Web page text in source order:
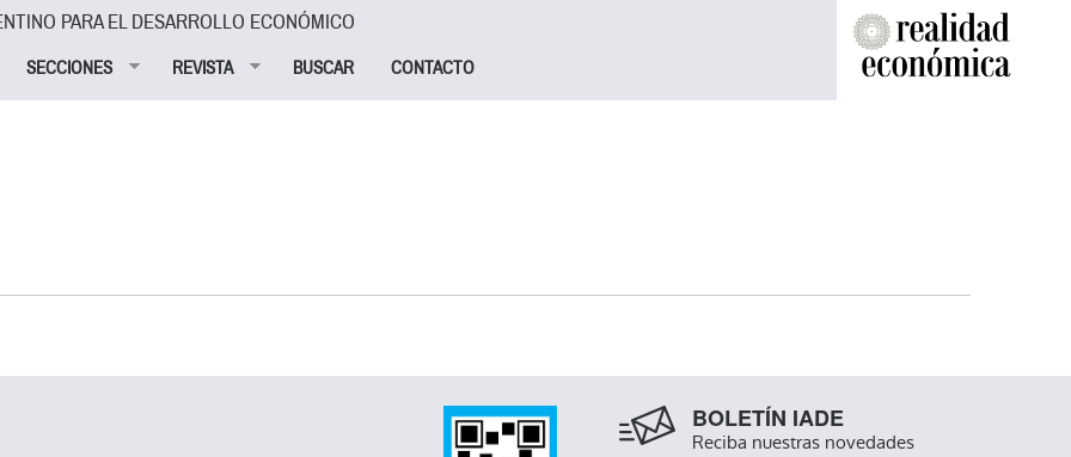
PARA EL DESARROLLO ECONÓMICO
SECCIONES REVISTA BUSCAR CONTACTO
BOLETÍN IADE
Reciba nuestras novedades